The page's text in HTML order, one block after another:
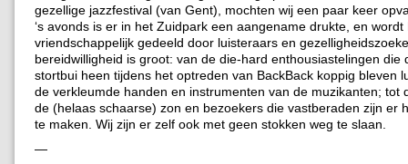
gezellige jazzfestival (van Gent), mochten wij een paar keer
‘s avonds is er in het Zuidpark een aangename drukte, en wordt
vriendschappelijk gedeeld door luisteraars en
bereidwilligheid is groot: van de die-hard enthousiastelingen die
stortbui heen tijdens het optreden van BackBack koppig bleven
de verkleumde handen en instrumenten van de muzikanten; tot
de (helaas schaarse) zon en bezoekers die vastberaden zijn er
te maken. Wij zijn er zelf ook met geen stokken weg te slaan.
—